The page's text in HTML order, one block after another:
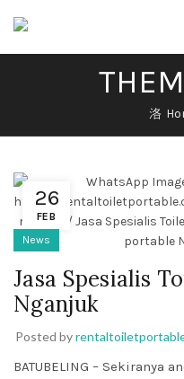
26
FEB
News
Jasa Spesialis
Nganjuk
Posted by
BATUBELING – Sekiranya